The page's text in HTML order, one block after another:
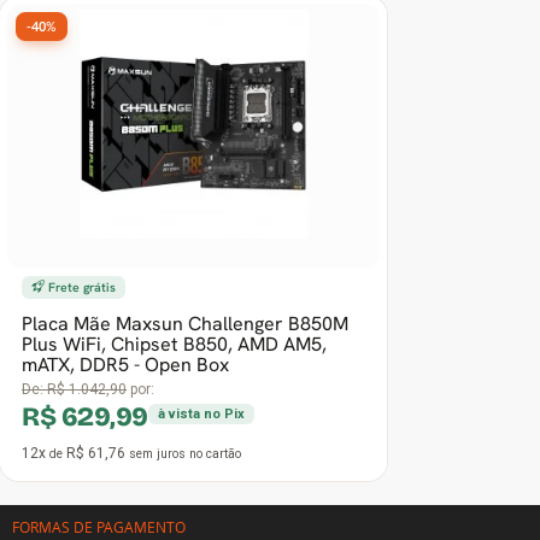
Frete grátis
Placa Mãe Maxsun Challenger B850M
Plus WiFi, Chipset B850, AMD AM5,
mATX, DDR5 - Open Box
De:R$ 1.042,90 por:
R$ 629,99 à vista no Pix
12x de R$ 61,76 sem juros no cartão
-40%
FORMAS DE PAGAMENTO